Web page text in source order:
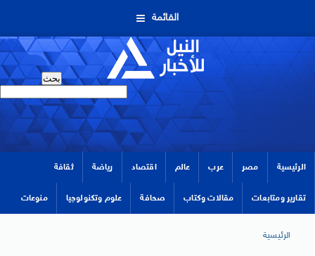
القائمة
الرئيسية مصر عرب عالم اقتصاد رياضة ثقافة
تقارير ومتابعات مقالات وكتاب صحافة علوم وتكنولوجيا منوعات
الرئيسية